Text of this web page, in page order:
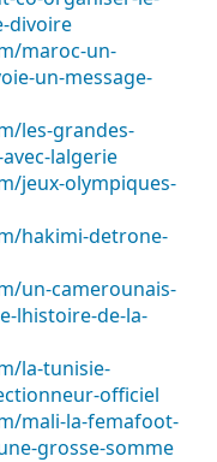
divoire
maroc-un-
un-message-
les-grandes-
lalgerie
jeux-olympiques-
hakimi-detrone-
un-camerounais-
lhistoire-de-la-
la-tunisie-
officiel
mali-la-femafoot-
grosse-somme